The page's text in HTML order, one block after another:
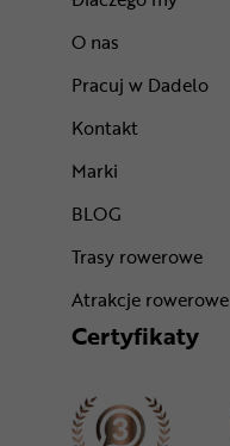
O nas
Pracuj w Dadelo
Kontakt
Marki
BLOG
Trasy rowerowe
Atrakcje rowerowe
Certyfikaty